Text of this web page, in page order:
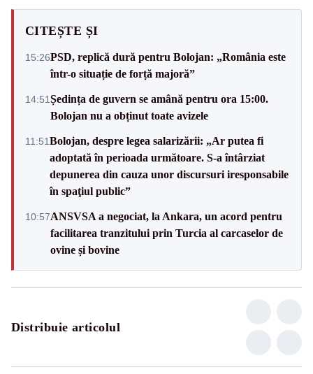
CITEȘTE ȘI
15:26PSD, replică dură pentru Bolojan: „România este
într-o situație de forță majoră”
14:51Ședința de guvern se amână pentru ora 15:00.
Bolojan nu a obținut toate avizele
11:51Bolojan, despre legea salarizării: „Ar putea fi
adoptată în perioada următoare. S-a întârziat
depunerea din cauza unor discursuri iresponsabile
în spaţiul public”
10:57ANSVSA a negociat, la Ankara, un acord pentru
facilitarea tranzitului prin Turcia al carcaselor de
ovine și bovine
Distribuie articolul